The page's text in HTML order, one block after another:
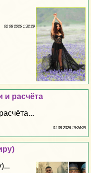
02 08 2026 1:32:29
и расчёта
01 08 2026 19:24:28